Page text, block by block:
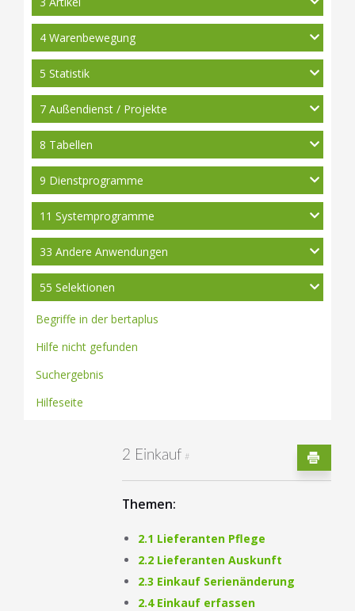
4 Warenbewegung
5 Statistik
7 Außendienst / Projekte
8 Tabellen
9 Dienstprogramme
11 Systemprogramme
33 Andere Anwendungen
55 Selektionen
Begriffe in der bertaplus
Hilfe nicht gefunden
Suchergebnis
Hilfeseite
2 Einkauf #
Themen:
2.1 Lieferanten Pflege
2.2 Lieferanten Auskunft
2.3 Einkauf Serienänderung
2.4 Einkauf erfassen